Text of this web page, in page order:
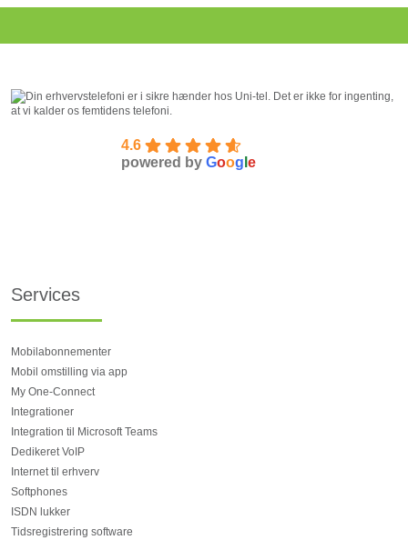
4.6
powered by Goog e
Services
Mobilabonnementer
Mobil omstilling via app
My One-Connect
Integrationer
Integration til Microsoft Teams
Dedikeret VoIP
Internet til erhverv
Softphones
ISDN lukker
Tidsregistrering software